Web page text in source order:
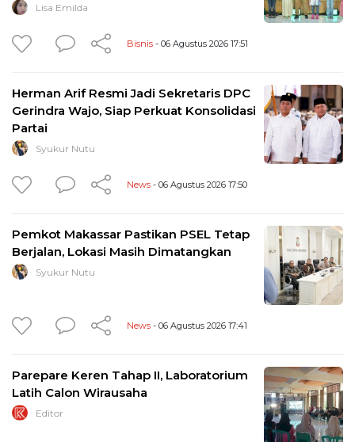
Lisa Emilda
Bisnis - 06 Agustus 2026 17:51
Herman Arif Resmi Jadi Sekretaris DPC
Gerindra Wajo, Siap Perkuat Konsolidasi
Partai
Syukur Nutu
News - 06 Agustus 2026 17:50
Pemkot Makassar Pastikan PSEL Tetap
Berjalan, Lokasi Masih Dimatangkan
Syukur Nutu
News - 06 Agustus 2026 17:41
Parepare Keren Tahap II, Laboratorium
Latih Calon Wirausaha
Editor